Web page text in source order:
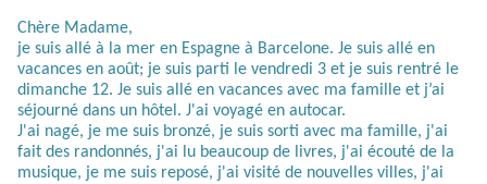
Chère Madame,
je suis allé à la mer en Espagne à Barcelone. Je suis allé en
vacances en août; je suis parti le vendredi 3 et je suis rentré le
dimanche 12. Je suis allé en vacances avec ma famille et j’ai
séjourné dans un hôtel. J'ai voyagé en autocar.
J'ai nagé, je me suis bronzé, je suis sorti avec ma famille, j'ai
fait des randonnés, j'ai lu beaucoup de livres, j'ai écouté de la
musique, je me suis reposé, j'ai visité de nouvelles villes, j'ai